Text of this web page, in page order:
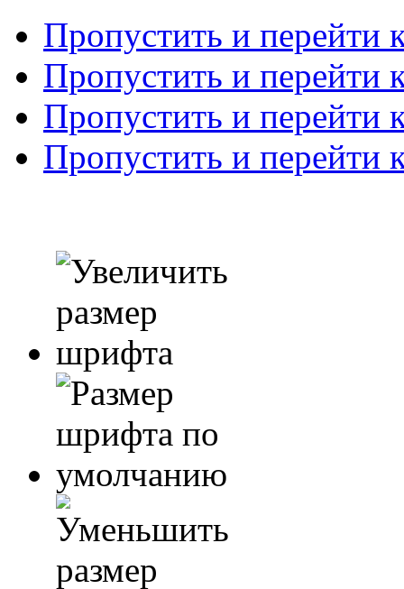
Пропустить и перейти
Пропустить и перейти
Пропустить и перейти
Пропустить и перейти